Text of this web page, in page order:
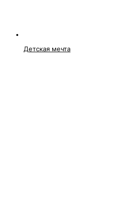
Детская мечта